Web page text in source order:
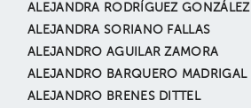
ALEJANDRA RODRÍGUEZ GONZÁLEZ
ALEJANDRA SORIANO FALLAS
ALEJANDRO AGUILAR ZAMORA
ALEJANDRO BARQUERO MADRIGAL
ALEJANDRO BRENES DITTEL